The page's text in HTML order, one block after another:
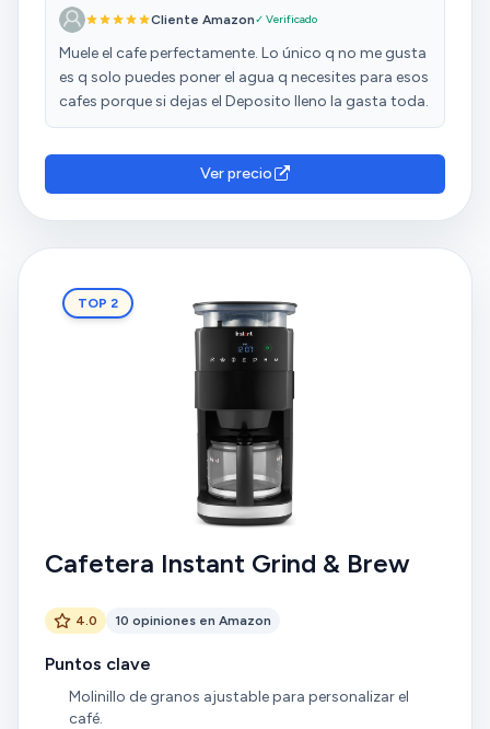
Cliente Amazon✓ Verificado
Muele el cafe perfectamente. Lo único q no me gusta
es q solo puedes poner el agua q necesites para esos
cafes porque si dejas el Deposito lleno la gasta toda.
Ver precio
TOP 2
Cafetera Instant Grind & Brew
4.0 10 opiniones en Amazon
Puntos clave
Molinillo de granos ajustable para personalizar el
café.